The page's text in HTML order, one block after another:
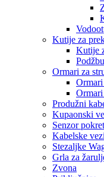
Kutije za
Kutije
Ormari za
Produžni
Kupaonski
Senzor
Kabelske
Stezaljke
Grla za
Zvona